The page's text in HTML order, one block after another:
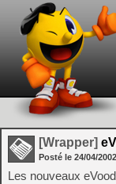
[Wrapper]
Posté le 24/04/2002
Les nouveaux